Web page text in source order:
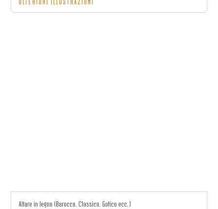
ULTERIORI ILLUSTRAZIONI
Altare in legno (Barocco, Classico, Gotico ecc.)